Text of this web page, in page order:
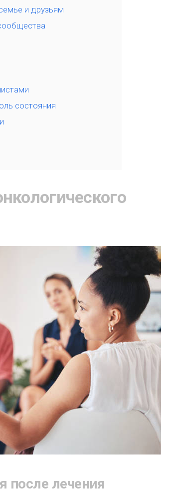
и друзьям
состояния
после лечения